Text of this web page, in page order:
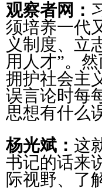
观察者网：
须培养一代
义制度、立
用人才”。
拥护社会主
误言论时每
思想有什么
杨光斌： 这
书记的话来
际视野、了